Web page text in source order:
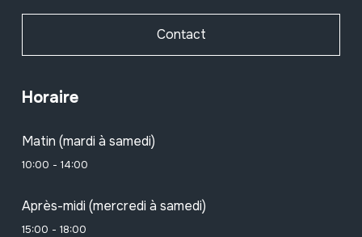
Contact
Horaire
Matin (mardi à samedi)
10:00 - 14:00
Après-midi (mercredi à samedi)
15:00 - 18:00